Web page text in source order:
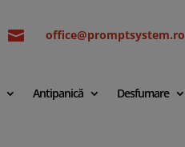
 office@promptsystem.ro
Antipanică Desfumare